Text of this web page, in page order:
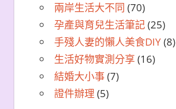
兩岸生活大不同 (70)
孕產與育兒生活筆記(25)
手殘人妻的懶人美食DIY(8)
生活好物實測分享 (16)
結婚大小事(7)
證件辦理 (5)